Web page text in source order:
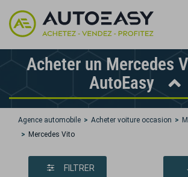
Acheter un Mercedes
AutoEasy
Agence automobile Acheter voiture occasion
Mercedes Vito
FILTRER